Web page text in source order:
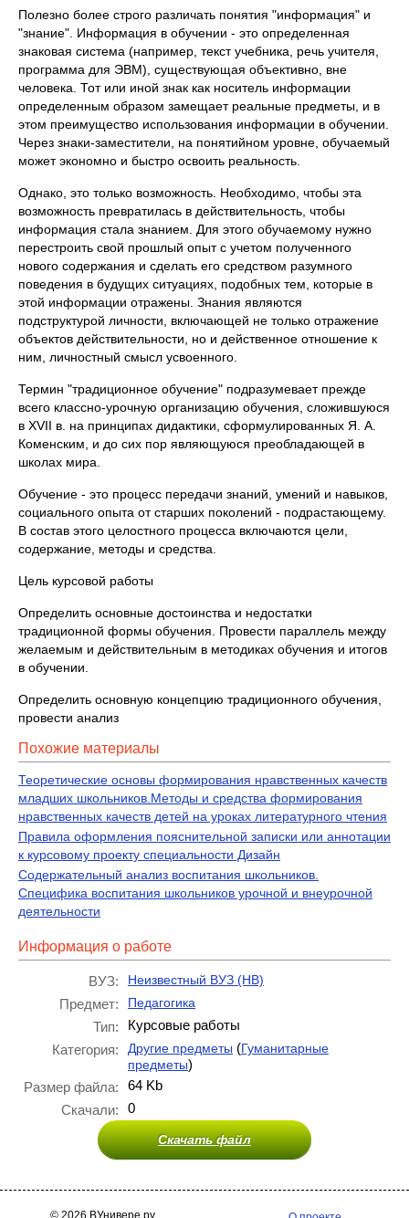
Полезно более строго различать понятия "информация" и
"знание". Информация в обучении - это определенная
знаковая система (например, текст учебника, речь учителя,
программа для ЭВМ), существующая объективно, вне
человека. Тот или иной знак как носитель информации
определенным образом замещает реальные предметы, и в
этом преимущество использования информации в обучении.
Через знаки-заместители, на понятийном уровне, обучаемый
может экономно и быстро освоить реальность.
Однако, это только возможность. Необходимо, чтобы эта
возможность превратилась в действительность, чтобы
информация стала знанием. Для этого обучаемому нужно
перестроить свой прошлый опыт с учетом полученного
нового содержания и сделать его средством разумного
поведения в будущих ситуациях, подобных тем, которые в
этой информации отражены. Знания являются
подструктурой личности, включающей не только отражение
объектов действительности, но и действенное отношение к
ним, личностный смысл усвоенного.
Термин "традиционное обучение" подразумевает прежде
всего классно-урочную организацию обучения, сложившуюся
в XVII в. на принципах дидактики, сформулированных Я. А.
Коменским, и до сих пор являющуюся преобладающей в
школах мира.
Обучение - это процесс передачи знаний, умений и навыков,
социального опыта от старших поколений - подрастающему.
В состав этого целостного процесса включаются цели,
содержание, методы и средства.
Цель курсовой работы
Определить основные достоинства и недостатки
традиционной формы обучения. Провести параллель между
желаемым и действительным в методиках обучения и итогов
в обучении.
Определить основную концепцию традиционного обучения,
провести анализ
Похожие материалы
Теоретические основы формирования нравственных качеств
младших школьников.Методы и средства формирования
нравственных качеств детей на уроках литературного чтения
Правила оформления пояснительной записки или аннотации
к курсовому проекту специальности Дизайн
Содержательный анализ воспитания школьников.
Специфика воспитания школьников урочной и внеурочной
деятельности
Информация о работе
ВУЗ: Неизвестный ВУЗ (НВ)
Предмет: Педагогика
Тип:
Курсовые работы
Категория:
Другие предметы (Гуманитарные
предметы)
Размер файла:
64 Kb
Скачали:
0
Скачать файл
© 2026 ВУнивере.ру